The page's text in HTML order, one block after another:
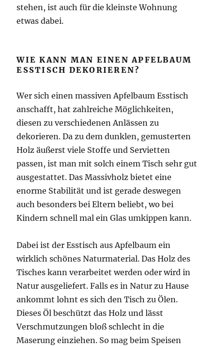
stehen, ist auch für die kleinste Wohnung
etwas dabei.
WIE KANN MAN EINEN APFELBAUM
ESSTISCH DEKORIEREN?
Wer sich einen massiven Apfelbaum Esstisch
anschafft, hat zahlreiche Möglichkeiten,
diesen zu verschiedenen Anlässen zu
dekorieren. Da zu dem dunklen, gemusterten
Holz äußerst viele Stoffe und Servietten
passen, ist man mit solch einem Tisch sehr gut
ausgestattet. Das Massivholz bietet eine
enorme Stabilität und ist gerade deswegen
auch besonders bei Eltern beliebt, wo bei
Kindern schnell mal ein Glas umkippen kann.
Dabei ist der Esstisch aus Apfelbaum ein
wirklich schönes Naturmaterial. Das Holz des
Tisches kann verarbeitet werden oder wird in
Natur ausgeliefert. Falls es in Natur zu Hause
ankommt lohnt es sich den Tisch zu Ölen.
Dieses Öl beschützt das Holz und lässt
Verschmutzungen bloß schlecht in die
Maserung einziehen. So mag beim Speisen